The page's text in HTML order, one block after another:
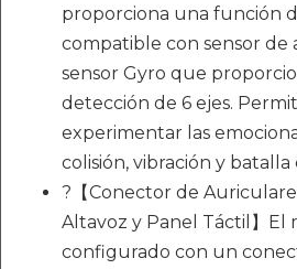
proporciona una función
compatible con sensor de
sensor Gyro que
detección de 6 ejes.
experimentar las
colisión, vibración y
?【Conector de
Altavoz y Panel Táctil】El
configurado con un